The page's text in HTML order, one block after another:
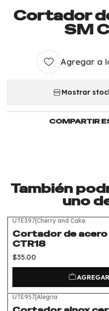
Cortador
SM
Agregar a
Mostrar
COMPARTIR
También
uno
UTE397| Cherry and Cake
Cortador de acero
CTR18
$35.00
UTE957| Alegria